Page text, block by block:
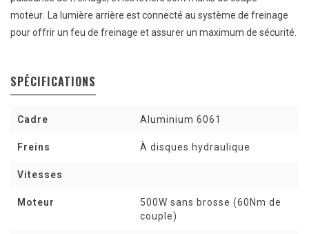
moteur. La lumière arrière est connecté au système de freinage
pour offrir un feu de freinage et assurer un maximum de sécurité.
SPÉCIFICATIONS
Cadre Aluminium 6061
Freins À disques hydraulique
Vitesses
Moteur
500W sans brosse (60Nm de
couple)